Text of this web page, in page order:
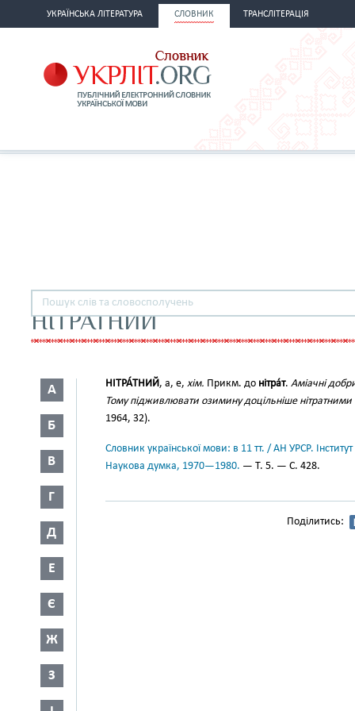
УКРАЇНСЬКА ЛІТЕРАТУРА СЛОВНИК ТРАНСЛІТЕРАЦІЯ
НІТРАТНИЙ
А
Б
В
Г
Д
Е
Є
Ж
З
НІТРА́ТНИЙ, а, е, хім. Прикм. до нітра́т. Аміачні
Тому підживлювати озимину доцільніше
1964, 32).
Словник української мови: в 11 тт. / АН УРСР.
Наукова думка, 1970—1980. — Т. 5. — С. 428.
Поділитись: